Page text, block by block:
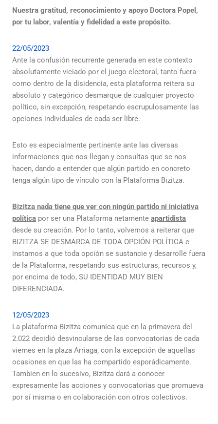
Nuestra gratitud, reconocimiento y apoyo Doctora Popel,
por tu labor, valentía y fidelidad a este propósito.
22/05/2023
Ante la confusión recurrente generada en este contexto
absolutamente viciado por el juego electoral, tanto fuera
como dentro de la disidencia, esta plataforma reitera su
absoluto y categórico desmarque de cualquier proyecto
político, sin excepción, respetando escrupulosamente las
opciones individuales de cada ser libre.
Esto es especialmente pertinente ante las diversas
informaciones que nos llegan y consultas que se nos
hacen, dando a entender que algún partido en concreto
tenga algún tipo de vínculo con la Plataforma Bizitza.
Bizitza nada tiene que ver con ningún partido ni iniciativa
política por ser una Plataforma netamente apartidista
desde su creación. Por lo tanto, volvemos a reiterar que
BIZITZA SE DESMARCA DE TODA OPCIÓN POLÍTICA e
instamos a que toda opción se sustancie y desarrolle fuera
de la Plataforma, respetando sus estructuras, recursos y,
por encima de todo, SU IDENTIDAD MUY BIEN
DIFERENCIADA.
12/05/2023
La plataforma Bizitza comunica que en la primavera del
2.022 decidió desvincularse de las convocatorias de cada
viernes en la plaza Arriaga, con la excepción de aquellas
ocasiones en que las ha compartido esporádicamente.
Tambien en lo sucesivo, Bizitza dará a conocer
expresamente las acciones y convocatorias que promueva
por sí misma o en colaboración con otros colectivos.